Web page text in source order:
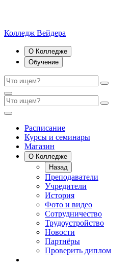
Колледж Вейдера
О Колледже
Обучение
Расписание
Курсы и семинары
Магазин
О Колледже
Назад
Преподаватели
Учредители
История
Фото и видео
Сотрудничество
Трудоустройство
Новости
Партнёры
Проверить диплом